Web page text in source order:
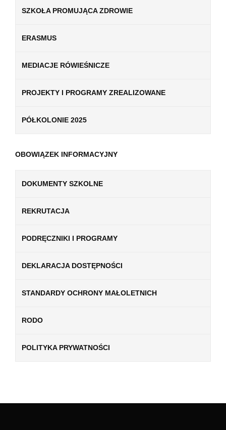
SZKOŁA PROMUJĄCA ZDROWIE
ERASMUS
MEDIACJE RÓWIEŚNICZE
PROJEKTY I PROGRAMY ZREALIZOWANE
PÓŁKOLONIE 2025
OBOWIĄZEK INFORMACYJNY
DOKUMENTY SZKOLNE
REKRUTACJA
PODRĘCZNIKI I PROGRAMY
DEKLARACJA DOSTĘPNOŚCI
STANDARDY OCHRONY MAŁOLETNICH
RODO
POLITYKA PRYWATNOŚCI